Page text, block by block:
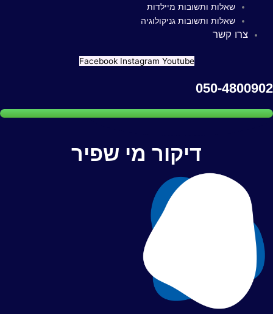
שאלות ותשובות מיילדות
שאלות ותשובות גניקולוגיה
צרו קשר
Facebook Instagram Youtube
050-4800902
דיקור מי שפיר